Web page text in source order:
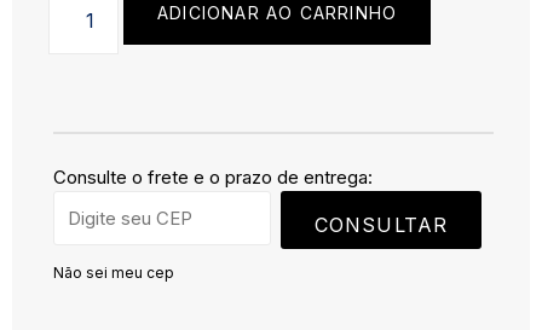
ADICIONAR AO CARRINHO
Consulte o frete e o prazo de entrega:
CONSULTAR
Não sei meu cep